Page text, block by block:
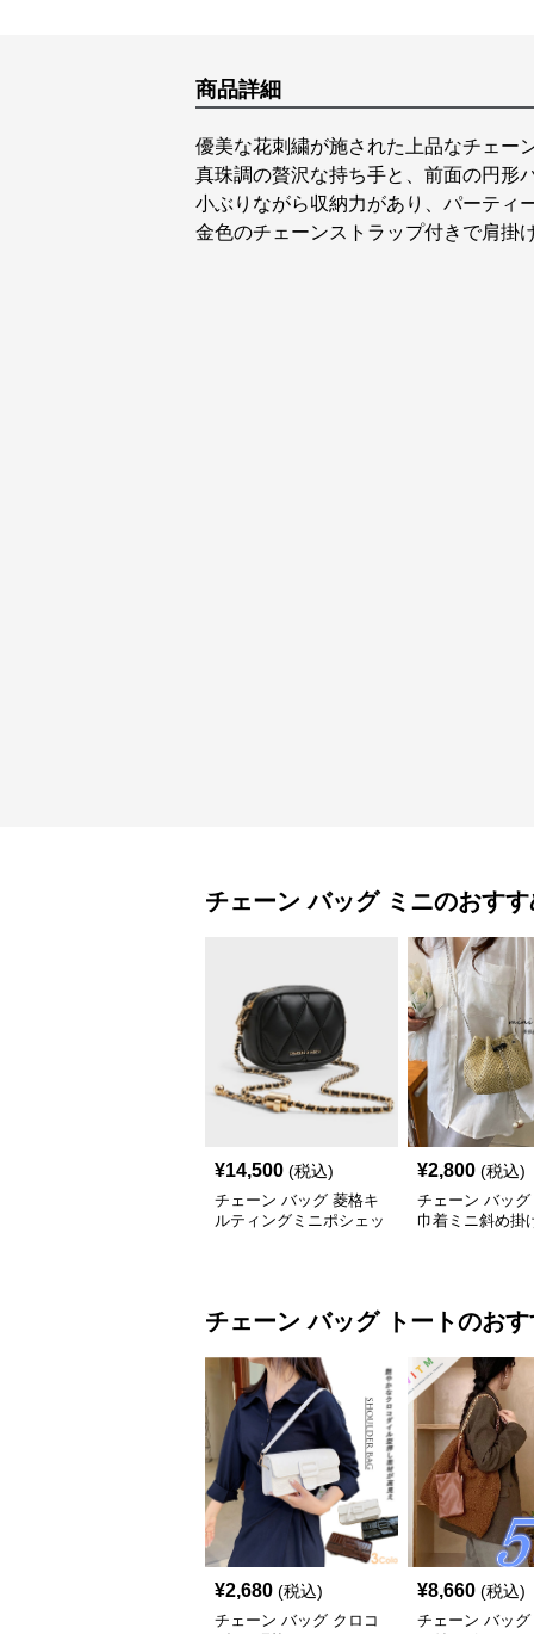
商品詳細
優美な花刺繍が施された上品なチェー
真珠調の贅沢な持ち手と、前面の円形
小ぶりながら収納力があり、パーティ
金色のチェーンストラップ付きで肩掛
チェーン バッグ ミニのおす
¥14,500 (税込)
チェーン バッグ 菱格キ
ルティングミニポシェッ
¥2,800 (税込)
チェーン バッ
巾着ミニ斜め掛
チェーン バッグ トートのお
¥2,680 (税込)
チェーン バッグ クロコ
¥8,660 (税込)
チェーン バッグ